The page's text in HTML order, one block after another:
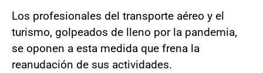
Los profesionales del transporte aéreo y el
turismo, golpeados de lleno por la pandemia,
se oponen a esta medida que frena la
reanudación de sus actividades.